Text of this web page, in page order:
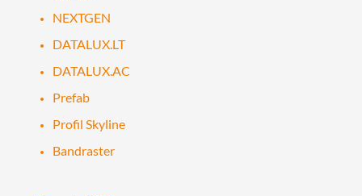
NEXTGEN
DATALUX.LT
DATALUX.AC
Prefab
Profil Skyline
Bandraster